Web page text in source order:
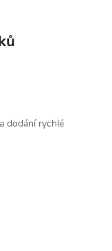
dodání rychlé